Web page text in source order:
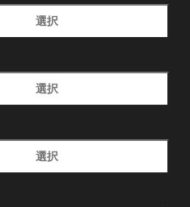
選択
選択
選択